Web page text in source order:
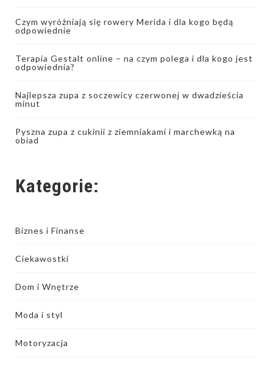
Czym wyróżniają się rowery Merida i dla kogo będą
odpowiednie
Terapia Gestalt online – na czym polega i dla kogo jest
odpowiednia?
Najlepsza zupa z soczewicy czerwonej w dwadzieścia
minut
Pyszna zupa z cukinii z ziemniakami i marchewką na
obiad
Kategorie:
Biznes i Finanse
Ciekawostki
Dom i Wnętrze
Moda i styl
Motoryzacja